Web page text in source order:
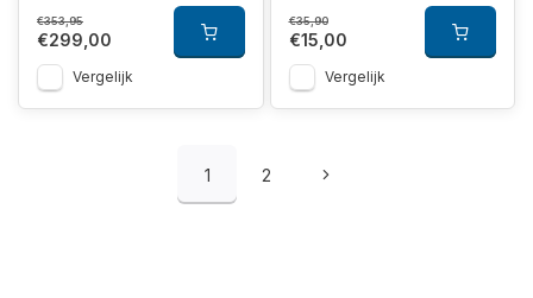
€353,95
€299,00
Vergelijk
€35,90
€15,00
Vergelijk
1 2